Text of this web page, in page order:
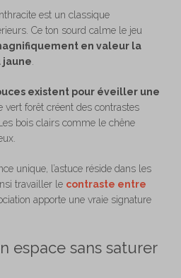
est un classique
Ce ton sourd calme le jeu
en valeur la
jaune
existent pour éveiller une
vert forêt créent des contrastes
bois clairs comme le chêne
unique, l’astuce réside dans les
travailler le contraste entre
apporte une vraie signature
espace sans saturer